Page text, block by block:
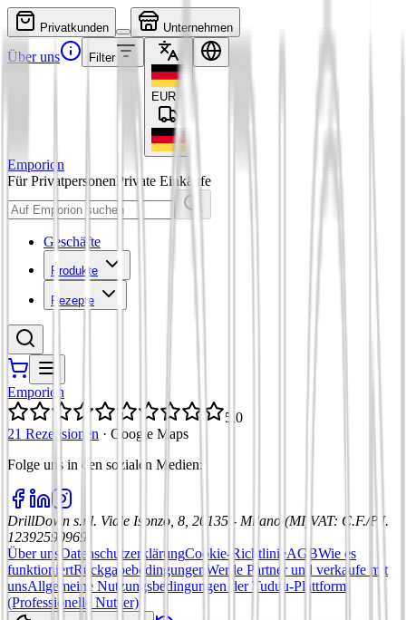
Privatkunden Unternehmen
Über uns Filter
EUR
Emporion
Für PrivatpersonenPrivate Einkäufe
Geschäfte
Produkte
Rezepte
Emporion
5,0
21 Rezensionen · Google Maps
Folge uns in den sozialen Medien:
DrillDown s.r.l. Viale Isonzo, 8, 20135 - Milano (MI) VAT: C.F./P.I.
12392590969
Über uns DatenschutzerklärungCookie-RichtlinieAGBWie es
funktioniertRückgabebedingungen Werde Partner und verkaufe mit
unsAllgemeine Nutzungsbedingungen der Tuduu-Plattform
(Professionelle Nutzer)